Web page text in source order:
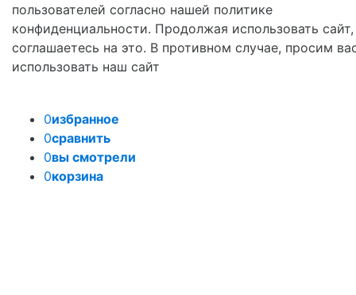
пользователей согласно нашей политике
конфиденциальности. Продолжая использовать
соглашаетесь на это. В противном случае, просим
использовать наш сайт
0избранное
0сравнить
0вы смотрели
0корзина